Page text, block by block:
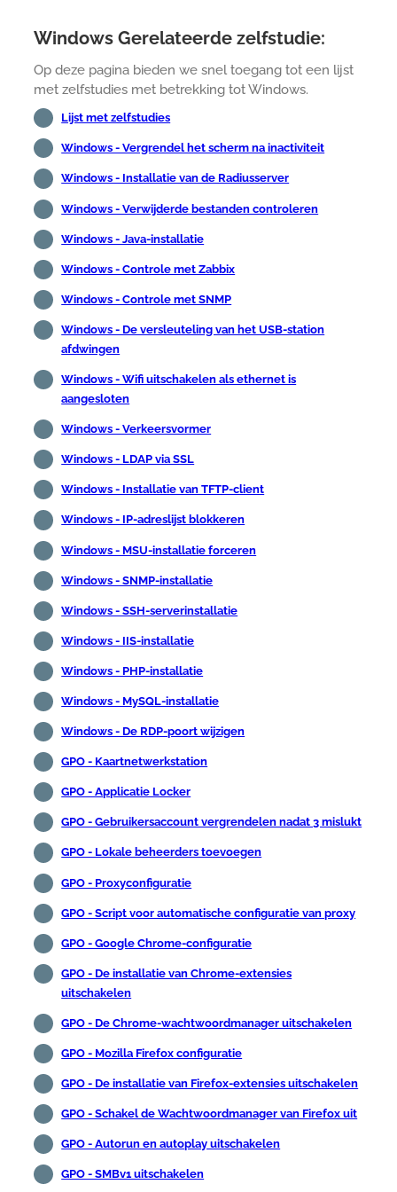
Windows Gerelateerde zelfstudie:
Op deze pagina bieden we snel toegang tot een lijst
met zelfstudies met betrekking tot Windows.
Lijst met zelfstudies
Windows - Vergrendel het scherm na inactiviteit
Windows - Installatie van de Radiusserver
Windows - Verwijderde bestanden controleren
Windows - Java-installatie
Windows - Controle met Zabbix
Windows - Controle met SNMP
Windows - De versleuteling van het USB-station
afdwingen
Windows - Wifi uitschakelen als ethernet is
aangesloten
Windows - Verkeersvormer
Windows - LDAP via SSL
Windows - Installatie van TFTP-client
Windows - IP-adreslijst blokkeren
Windows - MSU-installatie forceren
Windows - SNMP-installatie
Windows - SSH-serverinstallatie
Windows - IIS-installatie
Windows - PHP-installatie
Windows - MySQL-installatie
Windows - De RDP-poort wijzigen
GPO - Kaartnetwerkstation
GPO - Applicatie Locker
GPO - Gebruikersaccount vergrendelen nadat 3 mislukt
GPO - Lokale beheerders toevoegen
GPO - Proxyconfiguratie
GPO - Script voor automatische configuratie van proxy
GPO - Google Chrome-configuratie
GPO - De installatie van Chrome-extensies
uitschakelen
GPO - De Chrome-wachtwoordmanager uitschakelen
GPO - Mozilla Firefox configuratie
GPO - De installatie van Firefox-extensies uitschakelen
GPO - Schakel de Wachtwoordmanager van Firefox uit
GPO - Autorun en autoplay uitschakelen
GPO - SMBv1 uitschakelen